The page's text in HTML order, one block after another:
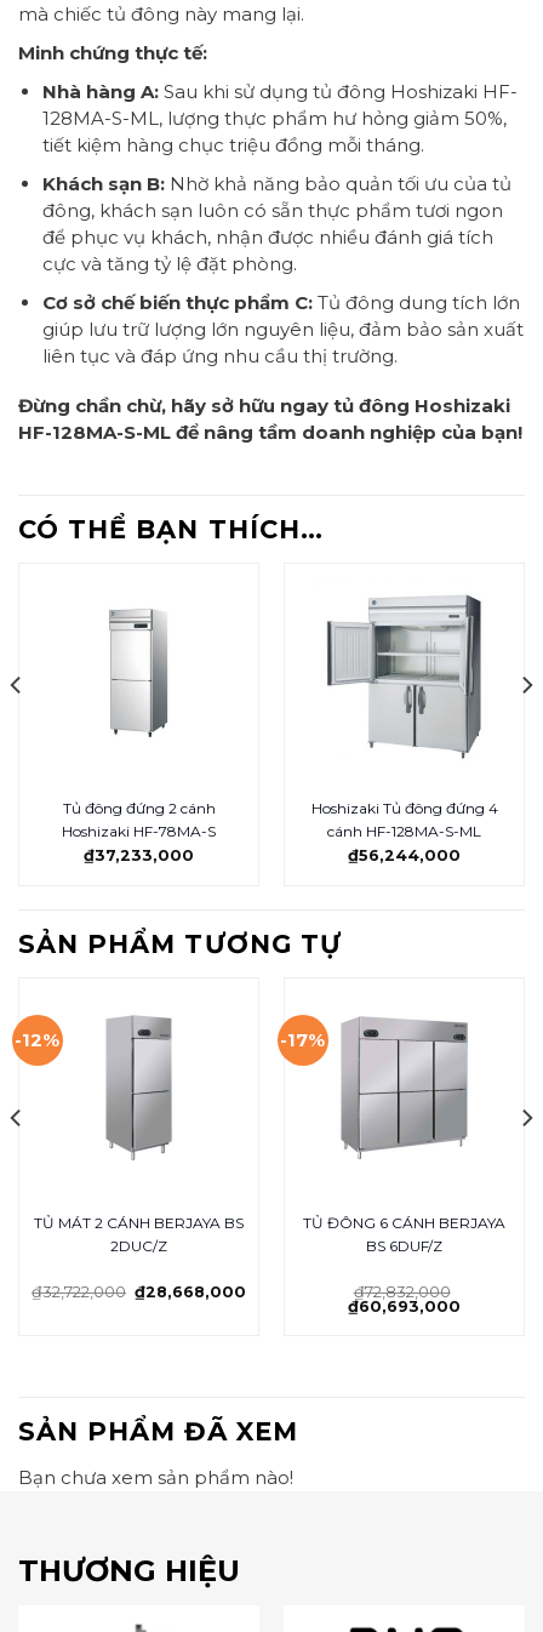
mà chiếc tủ đông này mang lại.
Minh chứng thực tế:
Nhà hàng A:Sau khi sử dụng tủ đông Hoshizaki HF-
128MA-S-ML, lượng thực phẩm hư hỏng giảm 50%,
tiết kiệm hàng chục triệu đồng mỗi tháng.
Khách sạn B:Nhờ khả năng bảo quản tối ưu của tủ
đông, khách sạn luôn có sẵn thực phẩm tươi ngon
để phục vụ khách, nhận được nhiều đánh giá tích
cực và tăng tỷ lệ đặt phòng.
Cơ sở chế biến thực phẩm C:Tủ đông dung tích lớn
giúp lưu trữ lượng lớn nguyên liệu, đảm bảo sản xuất
liên tục và đáp ứng nhu cầu thị trường.
Đừng chần chừ, hãy sở hữu ngay tủ đông Hoshizaki
HF-128MA-S-ML để nâng tầm doanh nghiệp của bạn!
CÓ THỂ BẠN THÍCH…
Tủ đông đứng 2 cánh
Hoshizaki HF-78MA-S
₫37,233,000
Hoshizaki Tủ đông đứng 4
cánh HF-128MA-S-ML
₫56,244,000
SẢN PHẨM TƯƠNG TỰ
-12%
TỦ MÁT 2 CÁNH BERJAYA BS
2DUC/Z
₫32,722,000 ₫28,668,000
-17%
TỦ ĐÔNG 6 CÁNH BERJAYA
BS 6DUF/Z
₫72,832,000
₫60,693,000
SẢN PHẨM ĐÃ XEM
Bạn chưa xem sản phẩm nào!
THƯƠNG HIỆU